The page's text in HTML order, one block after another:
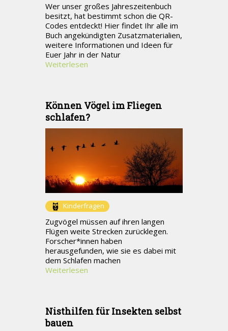
Wer unser großes Jahreszeitenbuch
besitzt, hat bestimmt schon die QR-
Codes entdeckt! Hier findet Ihr alle im
Buch angekündigten Zusatzmaterialien,
weitere Informationen und Ideen für
Euer Jahr in der Natur
Weiterlesen
Können Vögel im Fliegen
schlafen?
Kinderfragen
Zugvögel müssen auf ihren langen
Flügen weite Strecken zurücklegen.
Forscher*innen haben
herausgefunden, wie sie es dabei mit
dem Schlafen machen
Weiterlesen
Nisthilfen für Insekten selbst
bauen